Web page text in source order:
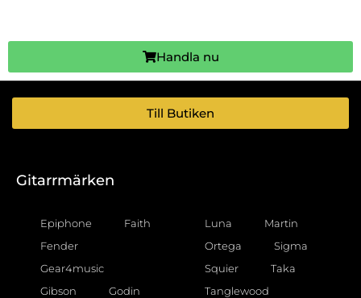
Handla nu
Till Butiken
Gitarrmärken
Epiphone
Faith
Fender
Gear4music
Gibson
Godin
Luna
Martin
Ortega
Sigma
Squier
Taka
Tanglewood